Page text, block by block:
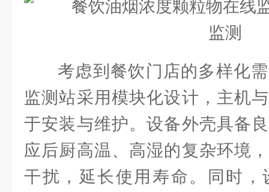
考虑到餐饮门店的多样化
监测站采用模块化设计，主机
于安装与维护。设备外壳具备
应后厨高温、高湿的复杂环境
干扰，延长使用寿命。同时，